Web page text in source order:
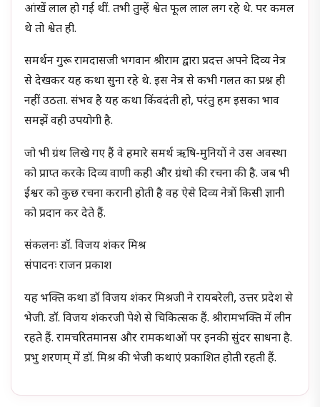
आंखें लाल हो गई थीं. तभी तुम्हें श्वेत फूल लाल लग रहे थे. पर कमल
थे तो श्वेत ही.
समर्थन गुरू रामदासजी भगवान श्रीराम द्वारा प्रदत्त अपने दिव्य नेत्र
से देखकर यह कथा सुना रहे थे. इस नेत्र से कभी गलत का प्रश्न ही
नहीं उठता. संभव है यह कथा किंवदंती हो, परंतु हम इसका भाव
समझें वही उपयोगी है.
जो भी ग्रंथ लिखे गए हैं वे हमारे समर्थ ऋषि-मुनियों ने उस अवस्था
को प्राप्त करके दिव्य वाणी कही और ग्रंथो की रचना की है. जब भी
ईश्वर को कुछ रचना करानी होती है वह ऐसे दिव्य नेत्रों किसी ज्ञानी
को प्रदान कर देते हैं.
संकलनः डॉ. विजय शंकर मिश्र
संपादनः राजन प्रकाश
यह भक्ति कथा डॉ विजय शंकर मिश्रजी ने रायबरेली, उत्तर प्रदेश से
भेजी. डॉ. विजय शंकरजी पेशे से चिकित्सक हैं. श्रीरामभक्ति में लीन
रहते हैं. रामचरितमानस और रामकथाओं पर इनकी सुंदर साधना है.
प्रभु शरणम् में डॉ. मिश्र की भेजी कथाएं प्रकाशित होती रहती हैं.